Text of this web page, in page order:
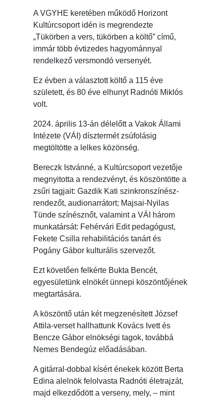
A VGYHE keretében működő Horizont
Kultúrcsoport idén is megrendezte
„Tükörben a vers, tükörben a költő” című,
immár több évtizedes hagyománnyal
rendelkező versmondó versenyét.
Ez évben a választott költő a 115 éve
született, és 80 éve elhunyt Radnóti Miklós
volt.
2024. április 13-án délelőtt a Vakok Állami
Intézete (VÁI) dísztermét zsúfolásig
megtöltötte a lelkes közönség.
Bereczk Istvánné, a Kultúrcsoport vezetője
megnyitotta a rendezvényt, és köszöntötte a
zsűri tagjait: Gazdik Kati szinkronszínész-
rendezőt, audionarrátort; Majsai-Nyilas
Tünde színésznőt, valamint a VÁI három
munkatársát: Fehérvári Edit pedagógust,
Fekete Csilla rehabilitációs tanárt és
Pogány Gábor kulturális szervezőt.
Ezt követően felkérte Bukta Bencét,
egyesületünk elnökét ünnepi köszöntőjének
megtartására.
A köszöntő után két megzenésített József
Attila-verset hallhattunk Kovács Ivett és
Bencze Gábor elnökségi tagok, továbbá
Nemes Bendegúz előadásában.
A gitárral-dobbal kísért énekek között Berta
Edina alelnök felolvasta Radnóti életrajzát,
majd elkezdődött a verseny, mely, – mint